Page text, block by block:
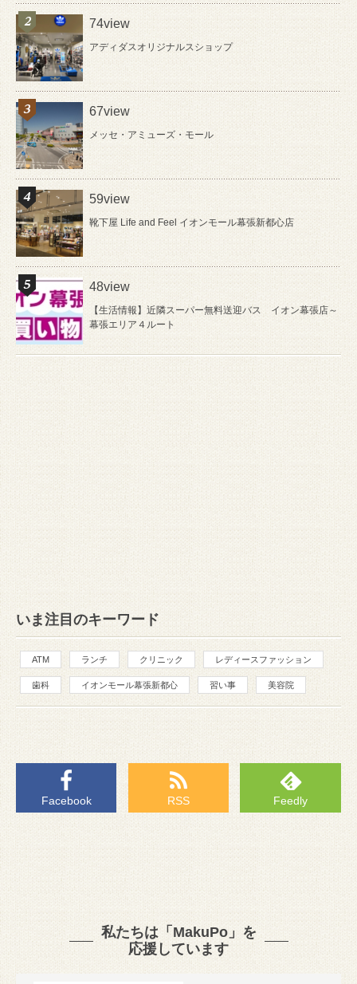
74view
アディダスオリジナルスショップ
67view
メッセ・アミューズ・モール
59view
靴下屋 Life and Feel イオンモール幕張新都心店
48view
【生活情報】近隣スーパー無料送迎バス イオン幕張店～
幕張エリア４ルート
いま注目のキーワード
ATM ランチ クリニック レディースファッション
歯科 イオンモール幕張新都心 習い事 美容院
Facebook RSS Feedly
私たちは「MakuPo」を
応援しています